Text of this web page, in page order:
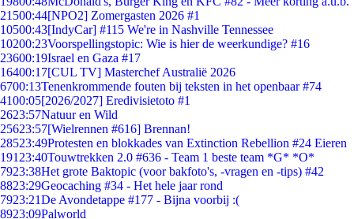
21500:44[NPO2] Zomergasten 2026 #1
10500:43[IndyCar] #115 We're in Nashville Tennessee
10200:23Voorspellingstopic: Wie is hier de weerkundige? #16
23600:19Israel en Gaza #17
16400:17[CUL TV] Masterchef Australië 2026
6700:13Tenenkrommende fouten bij teksten in het openbaar #74
4100:05[2026/2027] Eredivisietoto #1
2623:57Natuur en Wild
25623:57[Wielrennen #616] Brennan!
28523:49Protesten en blokkades van Extinction Rebellion #24 Eieren
191 23:40Touwtrekken 2.0 #636 - Team 1 beste team *G* *O*
7923:38Het grote Baktopic (voor bakfoto's, -vragen en -tips) #42
8823:29Geocaching #34 - Het hele jaar rond
7923:21De Avondetappe #177 - Bijna voorbij :(
8923:09Palworld